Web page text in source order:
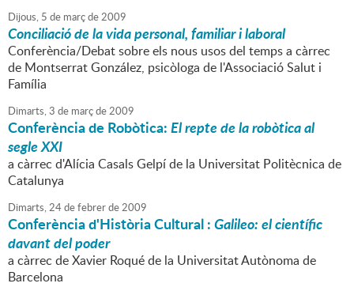
Dijous, 5 de marçde2009
Conciliació de la vida personal, familiar i laboral
Conferència/Debat sobre els nous usos del temps a càrrec
de Montserrat González, psicòloga de l'Associació Salut i
Família
Dimarts,3 de marçde2009
Conferència de Robòtica:El repte de la robòtica al
segle XXI
a càrrec d'Alícia Casals Gelpí de la Universitat Politècnica de
Catalunya
Dimarts,24defebrerde2009
Conferència d'Història Cultural :Galileo: el científic
davant del poder
a càrrec de Xavier Roqué de la Universitat Autònoma de
Barcelona